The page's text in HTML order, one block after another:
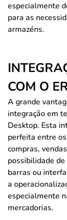
especialmente
para as
armazéns.
COM O
A grande
integração em
Desktop. Esta
perfeita entre
compras,
possibilidade
barras ou
a
especialmente
mercadorias.